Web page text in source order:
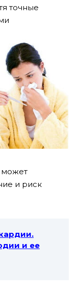
точные
может
и риск
и ее